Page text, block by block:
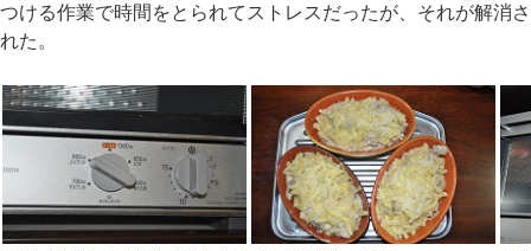
つける作業で時間をとられてストレスだったが、それが解消さ
れた。